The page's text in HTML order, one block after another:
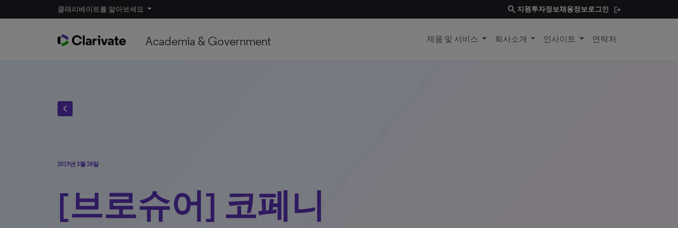
클래리베이트를 알아보세요 search 지원투자정보채용정보로그인
Academia & Government 제품 및 서비스 회사소개 인사이트 연락처
chevron_left
2019년 3월 28일
[브로슈어] 코페니